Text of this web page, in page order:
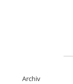
Archiv